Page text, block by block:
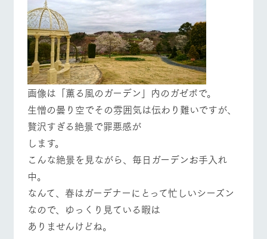
営業時
間・料金
交通アク
セス
よくいた
だく質問
団体のお
客様へ
ペットを
お連れの
お客様へ
お問い合
わせ・資
料請求
花のある美しい
自然環境の中、
季節の移り変わ
りを存分に味わ
う
触れて、感じ
て、学ぶ。館ヶ
森の雄大な自然
なかで動物とふ
れあう
各種体験教室な
ど、楽しみなが
ら学べる様々な
アクティビティ
レストラ
ン
牧場の生産品を
知り尽くした料
スタイルで提供
ショップ
／お買い
物
丹精込めて育て
品を取り揃えた
牧場マップのダ
周遊バス
牧場内を巡る周
遊バスのご案内
お知らせ
ブログ
お問い合わせ・資料請求
生産品カタログ・資料DL
English (Google Translate)
ネットショップ
イベント/フェア レストラン/BBQ フラワーガーデン
動物とふれあう アクティビティ/体験 ショップ/お買い物
画像は「薫る風のガーデン」内のガゼボで。
生憎の曇り空でその雰囲気は伝わり難いですが、
贅沢すぎる絶景で罪悪感が
します。
こんな絶景を見ながら、毎日ガーデンお手入れ
中。
なんて、春はガーデナーにとって忙しいシーズン
なので、ゆっくり見ている暇は
ありませんけどね。